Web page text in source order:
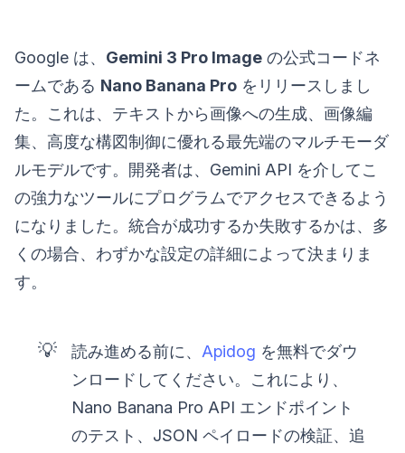
Google は、 Gemini 3 Pro Image の公式コードネ
ームである Nano Banana Pro をリリースしまし
た。これは、テキストから画像への生成、画像編
集、高度な構図制御に優れる最先端のマルチモーダ
ルモデルです。開発者は、Gemini API を介してこ
の強力なツールにプログラムでアクセスできるよう
になりました。統合が成功するか失敗するかは、多
くの場合、わずかな設定の詳細によって決まりま
す。
💡 読み進める前に、 Apidog を無料でダウ
ンロードしてください。これにより、
Nano Banana Pro API エンドポイント
のテスト、JSON ペイロードの検証、追